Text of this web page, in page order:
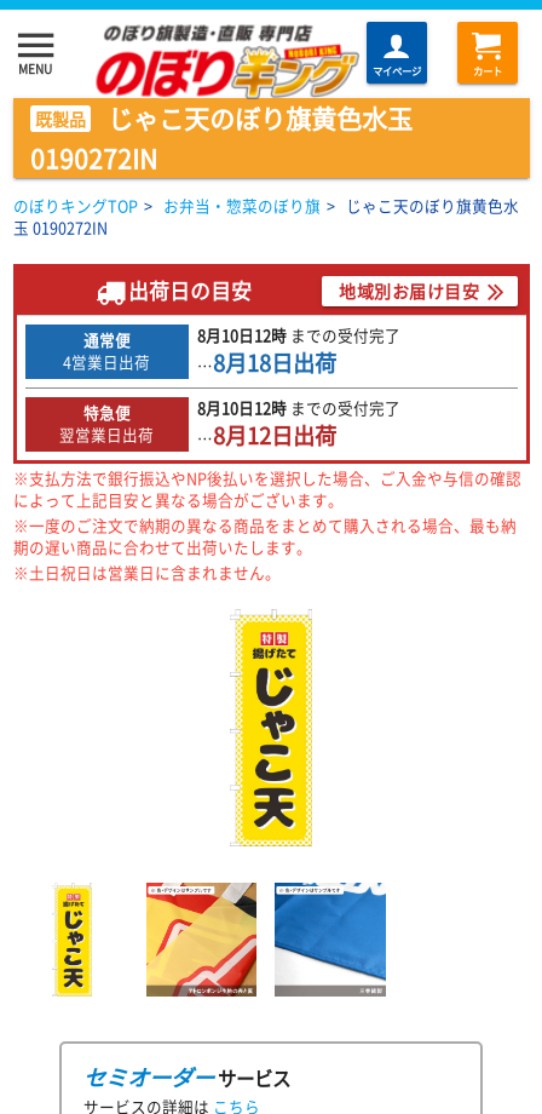
menu
MENU マイページ カート
既製品
じゃこ天のぼり旗黄色水玉
0190272IN
のぼりキングTOP > お弁当・惣菜のぼり旗 > じゃこ天のぼり旗黄色水
玉 0190272IN
出荷日の目安 地域別お届け目安
通常便
4営業日出荷
8月10日12時 までの受付完了
…8月18日出荷
特急便
翌営業日出荷
8月10日12時 までの受付完了
…8月12日出荷
※支払方法で銀行振込やNP後払いを選択した場合、ご入金や与信の確認
によって上記目安と異なる場合がございます。
※一度のご注文で納期の異なる商品をまとめて購入される場合、最も納
期の遅い商品に合わせて出荷いたします。
※土日祝日は営業日に含まれません。
セミオーダーサービス
サービスの詳細は こちら